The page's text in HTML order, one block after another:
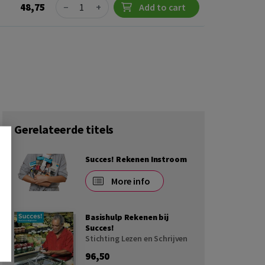
48,75 − + Add to cart
Gerelateerde titels
Succes! Rekenen Instroom
More info
Basishulp Rekenen bij
Succes!
Stichting Lezen en Schrijven
96,50